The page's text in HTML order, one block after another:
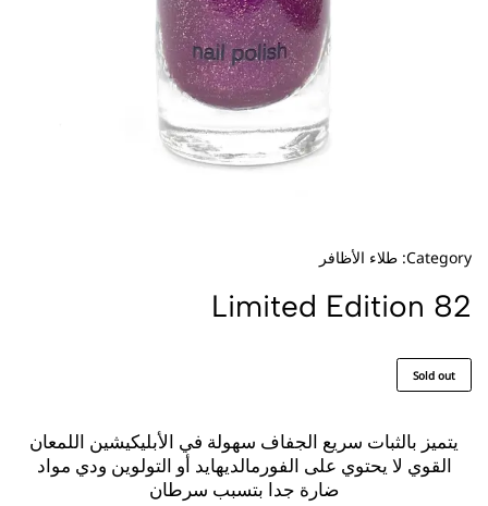
Category: طلاء الأظافر
Limited Edition 82
Sold out
يتميز بالثبات سريع الجفاف سهولة في الأبليكيشين اللمعان
القوي لا يحتوي على الفورمالديهايد أو التولوين ودي مواد
ضارة جدا بتسبب سرطان